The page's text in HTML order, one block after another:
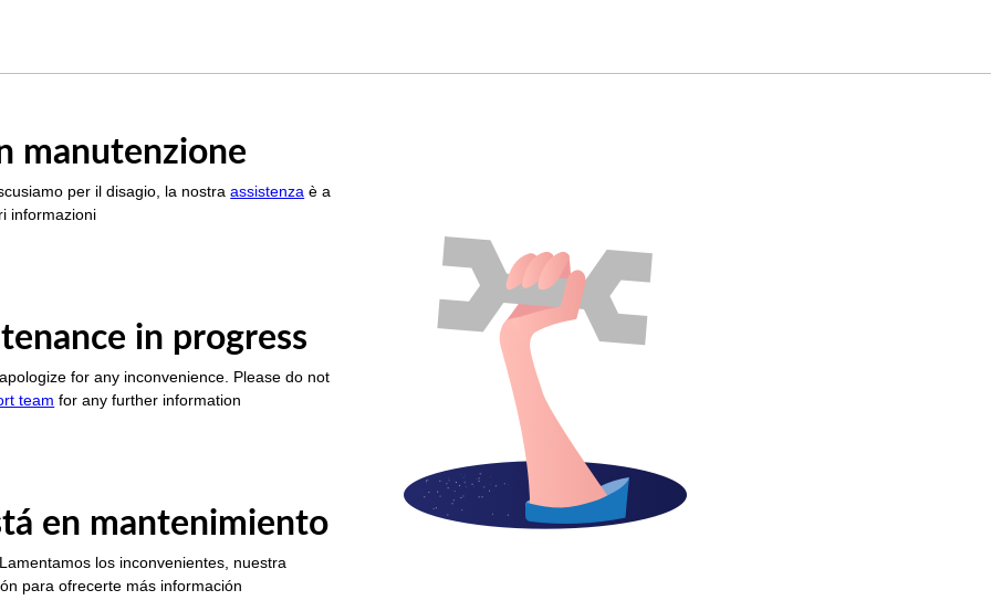
manutenzione
per il disagio, la nostraassistenza è a
informazioni
in progress
for any inconvenience. Please do not
team for any further information
en mantenimiento
los inconvenientes, nuestra
para ofrecerte más información